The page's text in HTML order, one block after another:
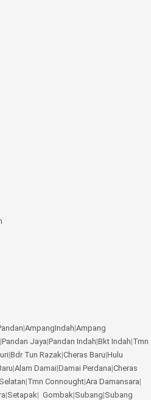
|AmpangIndah|Ampang
|Pandan Jaya|Pandan Indah|Bkt Indah|Tmn
|Bdr Tun Razak|Cheras Baru|Hulu
|Alam Damai|Damai Perdana|Cheras
|Tmn Connought|Ara Damansara|
|Setapak| Gombak|Subang|Subang